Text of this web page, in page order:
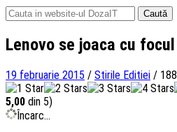
Caută
după:
Lenovo se joaca cu focul
19 februarie 2015 / Stirile Editiei /
5,00 din 5)
Încarc...